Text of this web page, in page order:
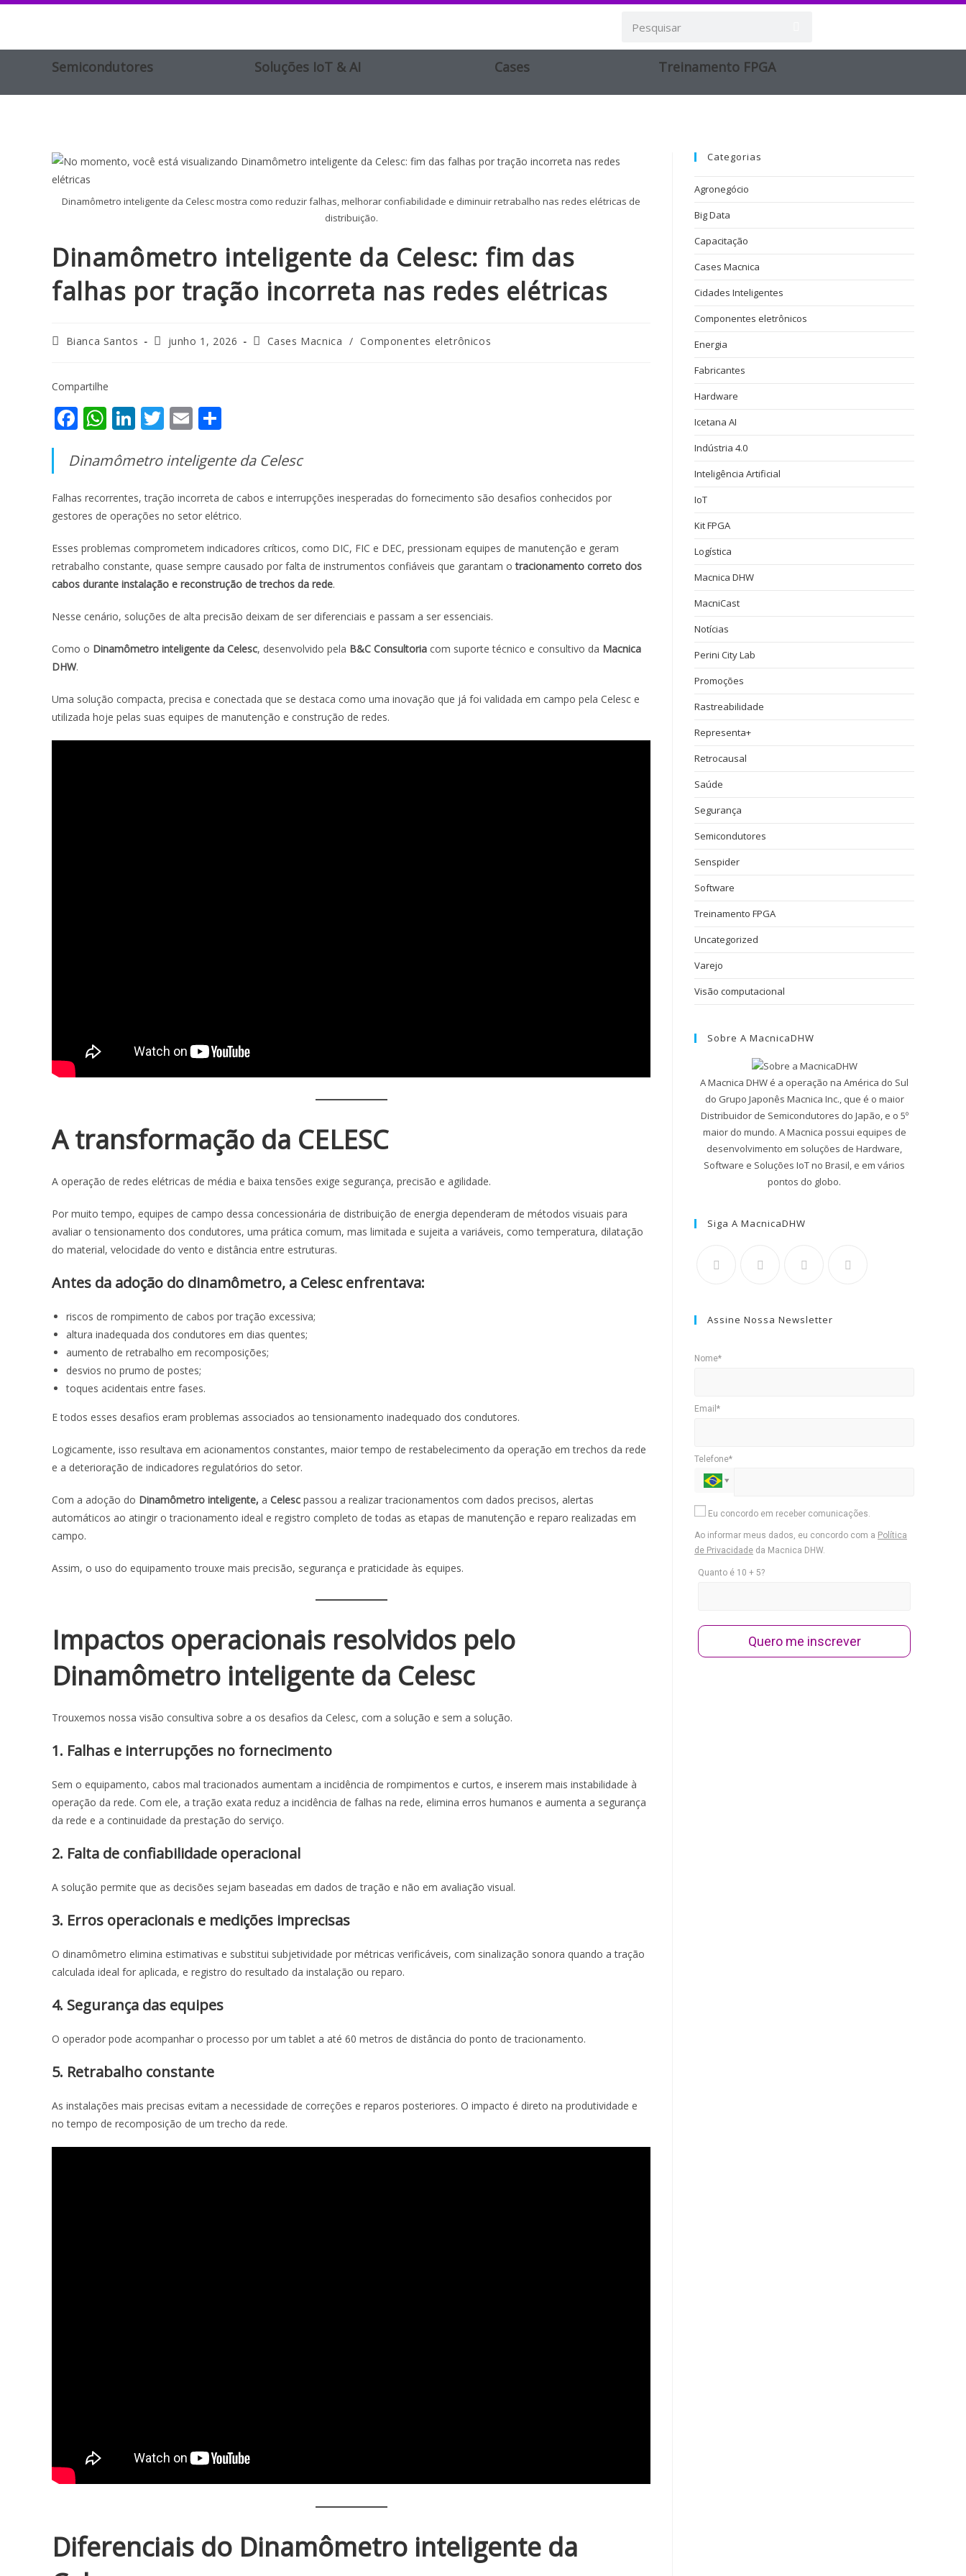
Semicondutores Soluções IoT & AI Cases Treinamento FPGA​
Dinamômetro inteligente da Celesc mostra como reduzir falhas, melhorar confiabilidade e diminuir retrabalho nas redes elétricas de
distribuição.
Dinamômetro inteligente da Celesc: fim das
falhas por tração incorreta nas redes elétricas
Bianca Santos junho 1, 2026 Cases Macnica / Componentes eletrônicos
Compartilhe
F
ac
e
o
k
W
h
at
A
p
p
Li
n
k
e
dI
n
T
w
itt
er
E
m
ai ar
e
Dinamômetro inteligente da Celesc
Falhas recorrentes, tração incorreta de cabos e interrupções inesperadas do fornecimento são desafios conhecidos por
gestores de operações no setor elétrico.
Esses problemas comprometem indicadores críticos, como DIC, FIC e DEC, pressionam equipes de manutenção e geram
retrabalho constante, quase sempre causado por falta de instrumentos confiáveis que garantam otracionamento correto dos
cabos durante instalação e reconstrução de trechos da rede.
Nesse cenário, soluções de alta precisão deixam de ser diferenciais e passam a ser essenciais.
Como o Dinamômetro inteligente da Celesc, desenvolvido pela B&C Consultoria com suporte técnico e consultivo da Macnica
DHW.
Uma solução compacta, precisa e conectada que se destaca como uma inovação que já foi validada em campo pela Celesc e
utilizada hoje pelas suas equipes de manutenção e construção de redes.
A transformação da CELESC
A operação de redes elétricas de média e baixa tensões exige segurança, precisão e agilidade.
Por muito tempo, equipes de campo dessa concessionária de distribuição de energia dependeram de métodos visuais para
avaliar o tensionamento dos condutores, uma prática comum, mas limitada e sujeita a variáveis, como temperatura, dilatação
do material, velocidade do vento e distância entre estruturas.
Antes da adoção do dinamômetro, a Celesc enfrentava:
riscos de rompimento de cabos por tração excessiva;
altura inadequada dos condutores em dias quentes;
aumento de retrabalho em recomposições;
desvios no prumo de postes;
toques acidentais entre fases.
E todos esses desafios eram problemas associados ao tensionamento inadequado dos condutores.
Logicamente, isso resultava em acionamentos constantes, maior tempo de restabelecimento da operação em trechos da rede
e a deterioração de indicadores regulatórios do setor.
Com a adoção do Dinamômetro inteligente, a Celesc passou a realizar tracionamentos com dados precisos, alertas
automáticos ao atingir o tracionamento ideal e registro completo de todas as etapas de manutenção e reparo realizadas em
campo.
Assim, o uso do equipamento trouxe mais precisão, segurança e praticidade às equipes.
Impactos operacionais resolvidos pelo
Dinamômetro inteligente da Celesc
Trouxemos nossa visão consultiva sobre a os desafios da Celesc, com a solução e sem a solução.
1. Falhas e interrupções no fornecimento
Sem o equipamento, cabos mal tracionados aumentam a incidência de rompimentos e curtos, e inserem mais instabilidade à
operação da rede. Com ele, a tração exata reduz a incidência de falhas na rede, elimina erros humanos e aumenta a segurança
da rede e a continuidade da prestação do serviço.
2. Falta de confiabilidade operacional
A solução permite que as decisões sejam baseadas em dados de tração e não em avaliação visual.
3. Erros operacionais e medições imprecisas
O dinamômetro elimina estimativas e substitui subjetividade por métricas verificáveis, com sinalização sonora quando a tração
calculada ideal for aplicada, e registro do resultado da instalação ou reparo.
4. Segurança das equipes
O operador pode acompanhar o processo por um tablet a até 60 metros de distância do ponto de tracionamento.
5. Retrabalho constante
As instalações mais precisas evitam a necessidade de correções e reparos posteriores. O impacto é direto na produtividade e
no tempo de recomposição de um trecho da rede.
Diferenciais do Dinamômetro inteligente da
Categorias
Agronegócio
Big Data
Capacitação
Cases Macnica
Cidades Inteligentes
Componentes eletrônicos
Energia
Fabricantes
Hardware
Icetana AI
Indústria 4.0
Inteligência Artificial
IoT
Kit FPGA
Logística
Macnica DHW
MacniCast
Notícias
Perini City Lab
Promoções
Rastreabilidade
Representa+
Retrocausal
Saúde
Segurança
Semicondutores
Senspider
Software
Treinamento FPGA
Uncategorized
Varejo
Visão computacional
Sobre A MacnicaDHW
A Macnica DHW é a operação na América do Sul
do Grupo Japonês Macnica Inc., que é o maior
Distribuidor de Semicondutores do Japão, e o 5º
maior do mundo. A Macnica possui equipes de
desenvolvimento em soluções de Hardware,
Software e Soluções IoT no Brasil, e em vários
pontos do globo.
Siga A MacnicaDHW
Assine Nossa Newsletter
Nome*
Email*
Telefone*
Eu concordo em receber comunicações.
Ao informar meus dados, eu concordo com a Política
de Privacidade da Macnica DHW.
Quanto é 10 + 5?
Quero me inscrever